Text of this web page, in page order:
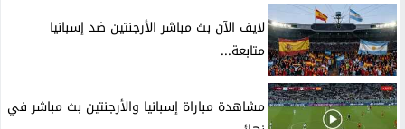
لايف الآن بث مباشر الأرجنتين ضد إسبانيا
متابعة...
مشاهدة مباراة إسبانيا والأرجنتين بث مباشر في